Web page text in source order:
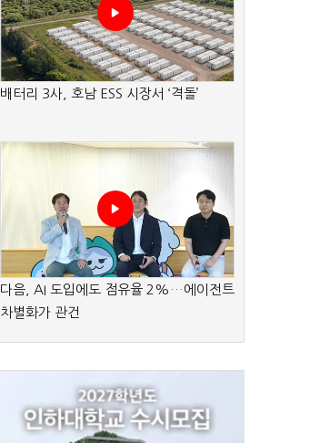
배터리 3사, 호남 ESS 시장서 ‘격돌’
다음, AI 도입에도 점유율 2%…에이전트
차별화가 관건